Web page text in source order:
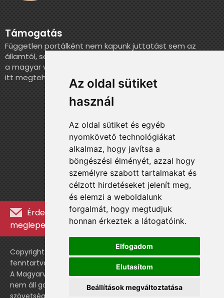
Az oldal sütiket
használ
Az oldal sütiket és egyéb
nyomkövető technológiákat
alkalmaz, hogy javítsa a
böngészési élményét, azzal hogy
személyre szabott tartalmakat és
célzott hirdetéseket jelenít meg,
és elemzi a weboldalunk
forgalmát, hogy megtudjuk
honnan érkeztek a látogatóink.
Elfogadom
Elutasítom
Beállítások megváltoztatása
Támogatás
Független portálként nem kapunk juttatást sem az
államtól, sem más szervezettől. Ha szeretnél segíteni
a magyar válogatott történelmének feldolgozásában,
itt megteheted.
Érdekességekért, kulisszatitkokért és
meglepetésekért iratkozz fel a hírlevélre »
Copyright © WebshopLady 2007-2026 Minden jog
fenntartva, kivéve a külön feltüntetett esetekben.
A Magyarvalogatott.hu egy nemhivatalos történeti oldal,
nem áll gazdasági kapcsolatban a labdarúgó
szövetséggel vagy a válogatott stábjával.